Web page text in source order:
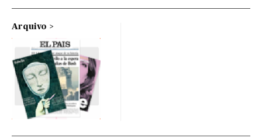
Arquivo